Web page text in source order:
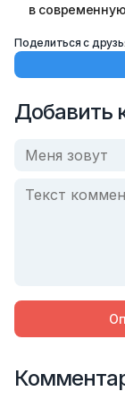
в
Поделиться с
Добавить